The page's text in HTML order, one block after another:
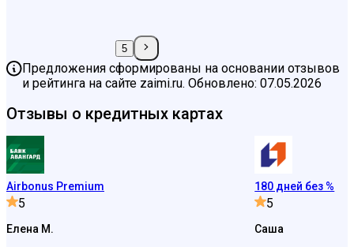
5
Предложения сформированы на основании отзывов
и рейтинга на сайте zaimi.ru. Обновлено: 07.05.2026
Отзывы о кредитных картах
Airbonus Premium
5
Елена М.
180 дней без %
5
Саша